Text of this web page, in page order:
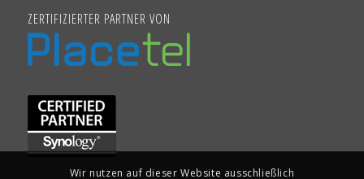
ZERTIFIZIERTER PARTNER VON
Wir nutzen auf dieser Website ausschließlich